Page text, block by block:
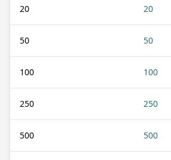
20 20
50 50
100 100
250 250
500 500